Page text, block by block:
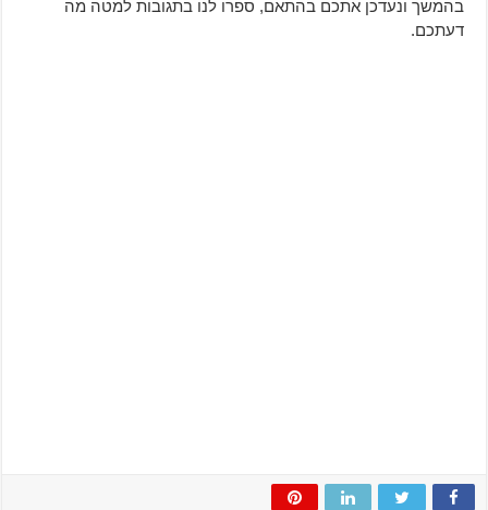
בהמשך ונעדכן אתכם בהתאם, ספרו לנו בתגובות למטה מה
דעתכם.